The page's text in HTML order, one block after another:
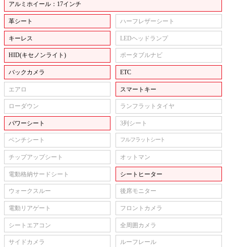
アルミホイール：17インチ
革シート ハーフレザーシート
キーレス LEDヘッドランプ
HID(キセノンライト) ポータブルナビ
バックカメラ ETC
エアロ スマートキー
ローダウン ランフラットタイヤ
パワーシート 3列シート
ベンチシート フルフラットシート
チップアップシート オットマン
電動格納サードシート シートヒーター
ウォークスルー 後席モニター
電動リアゲート フロントカメラ
シートエアコン 全周囲カメラ
サイドカメラ ルーフレール